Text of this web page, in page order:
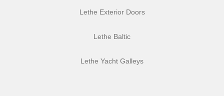
Lethe Exterior Doors
Lethe Baltic
Lethe Yacht Galleys